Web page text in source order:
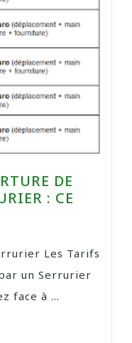
DE
: CE
Les Tarifs
un Serrurier
face à ...